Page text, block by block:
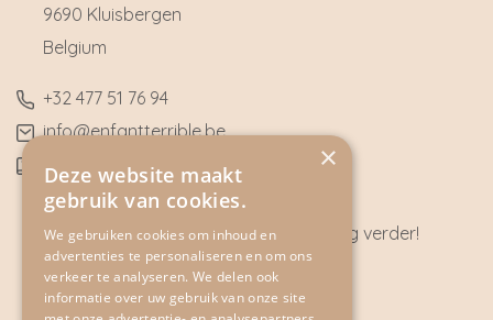
9690 Kluisbergen
​Belgium
​+32 477 51 76 94
​info@enfantterrible.be
BE0636790746
Heeft u vragen? Wij helpen u graag verder!
CONTACT
×
Deze website maakt
gebruik van cookies.
We gebruiken cookies om inhoud en
advertenties te personaliseren en om ons
verkeer te analyseren. We delen ook
informatie over uw gebruik van onze site